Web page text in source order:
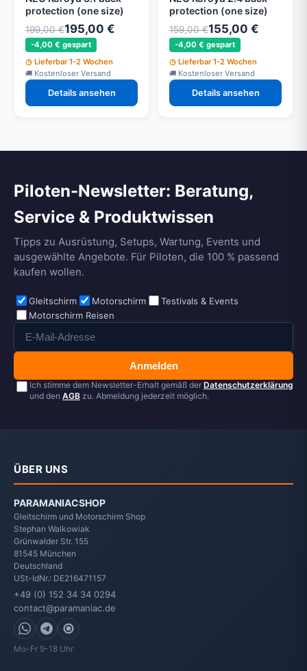
protection (one size)
199,00 €195,00 €
-4,00 € gespart
Lieferbar 1-2 Wochen
Kostenloser Versand
Details ansehen
protection (one size)
159,00 €155,00 €
-4,00 € gespart
Lieferbar 1-2 Wochen
Kostenloser Versand
Details ansehen
Piloten-Newsletter: Beratung,
Service & Produktwissen
Tipps zu Ausrüstung, Setups, Wartung, Events und
ausgewählte Angebote. Für Piloten, die 100 % passend
kaufen wollen.
Gleitschirm Motorschirm
Testivals & Events
Motorschirm Reisen
Anmelden
Ich stimme dem Newsletter-Erhalt gemäß der Datenschutzerklärung
und den AGB zu. Abmeldung jederzeit möglich.
ÜBER UNS
PARAMANIACSHOP
Gleitschirm und Motorschirm Shop
Stephan Walkowiak
Grünwalder Str. 155
81545 München
Deutschland
USt-IdNr.: DE216471157
+49 (0) 152 34 34 0294
contact@paramaniac.de
WhatsApp
Telegram
Signal
Mo-Fr 9-18 Uhr